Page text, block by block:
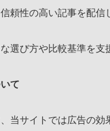
頼性の高い記事を配信
選び方や比較基準を支
て
当サイトでは広告の